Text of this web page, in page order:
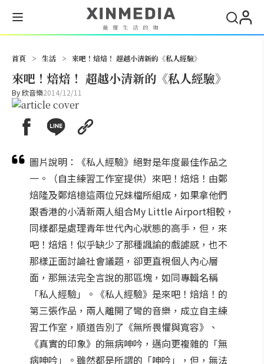
首頁 > 生活 > 來吧！焙焙！ 超越小清新的《私人經驗》
來吧！焙焙！ 超越小清新的《私人經驗》
By欣音樂2014/12/11
圖片說明：《私人經驗》絕對是年度最佳作品之
一。（自主練習工作室提供）來吧！焙焙！由鄭
焙隆及鄭焙檍這兩位兄妹檔所組成，如果拿他們
跟香港的小清新兩人組合My Little Airport相較，
同樣都是處理青年世代內心狀態的高手，但，來
吧！焙焙！似乎缺少了那種諷諭的戲謔感，也不
那樣正面討論社會議題，卻更直視個人內心層
面，那無法完全言說的那區塊，如同專輯名稱
「私人經驗」。《私人經驗》是來吧！焙焙！的
第三張作品，兩人離開了彎的音樂，成立自主練
習工作室，順道告別了《無所畏懼與寬容》、
《真實的印象》的無病呻吟，邁向更複雜的「無
病呻吟」。雖然都是所謂的「呻吟」，但，無法